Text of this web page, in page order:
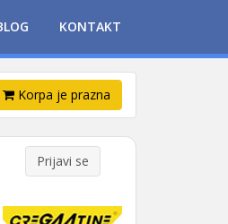
KONTAKT
Korpa je prazna
Prijavi se